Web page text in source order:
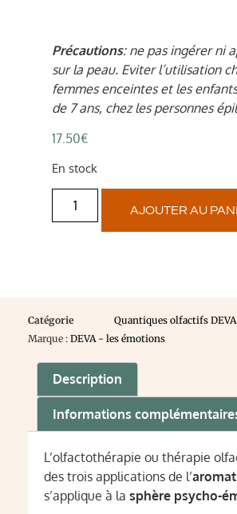
Précautions: ne pas ingérer ni
sur la peau. Eviter l’utilisation
femmes enceintes et les
de 7 ans, chez les personnes
17.50€
En stock
AJOUTER AU
Catégorie
Quantiques olfactifs DEVA
Marque : DEVA - les émotions
Description
Informations
L’olfactothérapie ou thérapie
des trois applications de l’
s’applique à la sphère psycho-